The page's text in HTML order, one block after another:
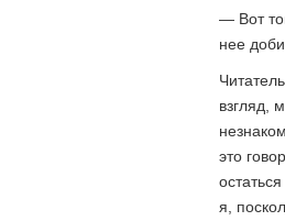
— Вот
нее
взгляд,
это
я,